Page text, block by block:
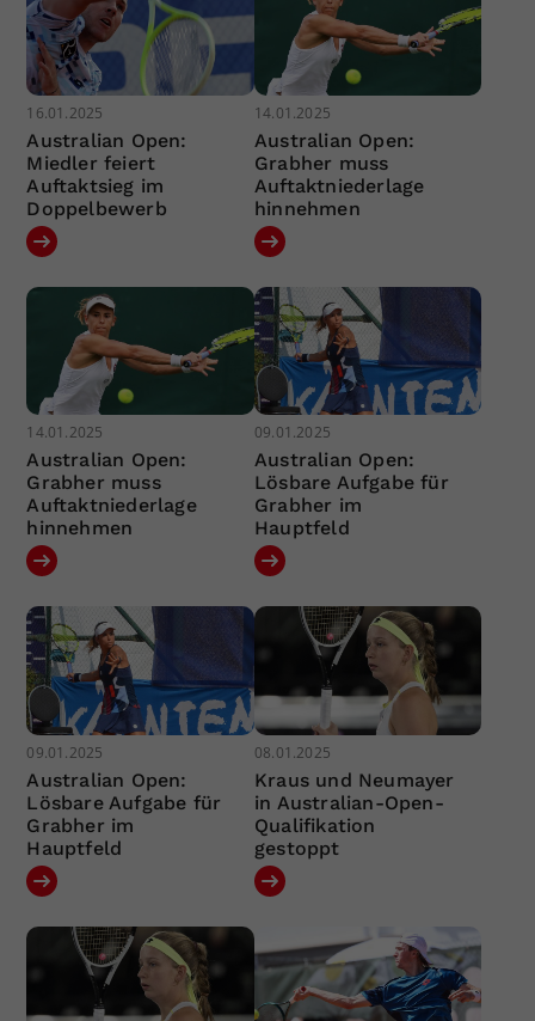
16.01.2025
Australian Open:
Miedler feiert
Auftaktsieg im
Doppelbewerb
14.01.2025
Australian Open:
Grabher muss
Auftaktniederlage
hinnehmen
14.01.2025
Australian Open:
Grabher muss
Auftaktniederlage
hinnehmen
09.01.2025
Australian Open:
Lösbare Aufgabe für
Grabher im
Hauptfeld
09.01.2025
Australian Open:
Lösbare Aufgabe für
Grabher im
Hauptfeld
08.01.2025
Kraus und Neumayer
in Australian-Open-
Qualifikation
gestoppt